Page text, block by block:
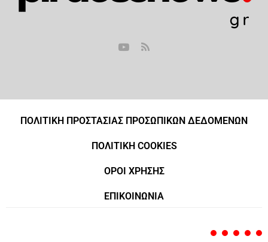
ΠΟΛΙΤΙΚΗ ΠΡΟΣΤΑΣΙΑΣ ΠΡΟΣΩΠΙΚΩΝ ΔΕΔΟΜΕΝΩΝ
ΠΟΛΙΤΙΚΗ COOKIES
ΟΡΟΙ ΧΡΗΣΗΣ
ΕΠΙΚΟΙΝΩΝΙΑ